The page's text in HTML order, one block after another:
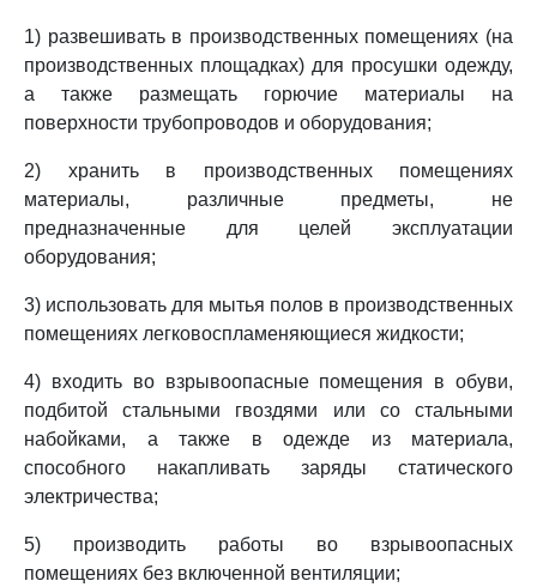
1) развешивать в производственных помещениях (на
производственных площадках) для просушки одежду,
а также размещать горючие материалы на
поверхности трубопроводов и оборудования;
2) хранить в производственных помещениях
материалы, различные предметы, не
предназначенные для целей эксплуатации
оборудования;
3) использовать для мытья полов в производственных
помещениях легковоспламеняющиеся жидкости;
4) входить во взрывоопасные помещения в обуви,
подбитой стальными гвоздями или со стальными
набойками, а также в одежде из материала,
способного накапливать заряды статического
электричества;
5) производить работы во взрывоопасных
помещениях без включенной вентиляции;